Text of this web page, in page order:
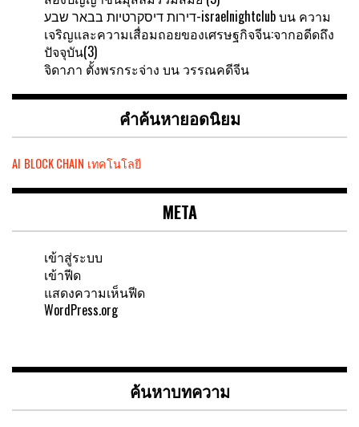
דירות דיסקרטיות בבאר שבע-israelnightclubบน ความ
เจริญและความเสื่อมถอยของเศรษฐกิจจีน:จากอดีดถึง
ปัจจุบัน(3)
จิดาภา ตั้งพรกระจ่าง บน วรรณคดีจีน
คำค้นหายอดนิยม
AI BLOCK CHAIN เทคโนโลยี
META
เข้าสู่ระบบ
เข้าฟีด
แสดงความเห็นฟีด
WordPress.org
ค้นหาบทความ